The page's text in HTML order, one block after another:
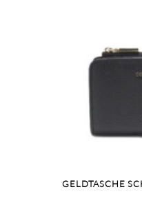
GELDTASCHE